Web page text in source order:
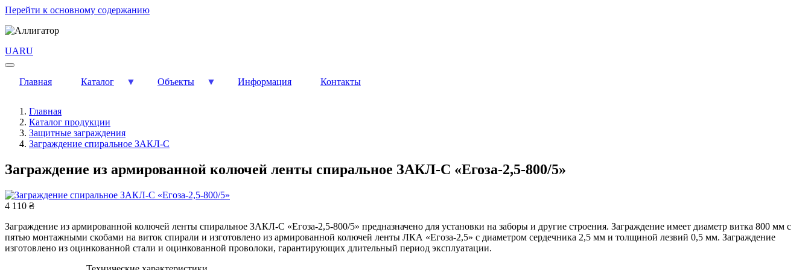
Перейти к основному содержанию
UARU
Главная Каталог Объекты Информация Контакты
Главная
Каталог продукции
Защитные заграждения
Заграждение спиральное ЗАКЛ-С
Заграждение из армированной колючей ленты спиральное ЗАКЛ-С «Егоза-2,5-800/5»
4 110 ₴
Заграждение из армированной колючей ленты спиральное ЗАКЛ-С «Егоза-2,5-800/5» предназначено для установки на заборы и другие строения. Заграждение имеет диаметр витка 800 мм с
пятью монтажными скобами на виток спирали и изготовлено из армированной колючей ленты ЛКА «Егоза-2,5» с диаметром сердечника 2,5 мм и толщиной лезвий 0,5 мм. Заграждение
изготовлено из оцинкованной стали и оцинкованной проволоки, гарантирующих длительный период эксплуатации.